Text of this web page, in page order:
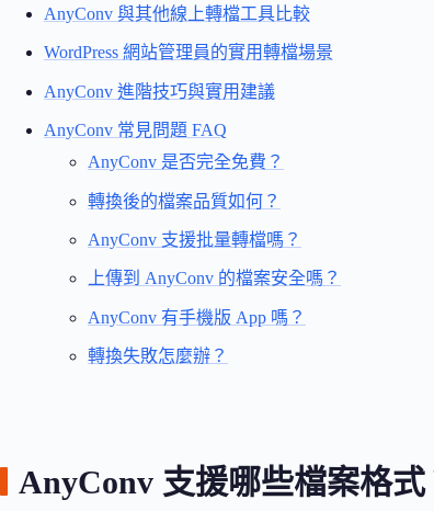
AnyConv 與其他線上轉檔工具比較
WordPress 網站管理員的實用轉檔場景
AnyConv 進階技巧與實用建議
AnyConv 常見問題 FAQ
AnyConv 是否完全免費？
轉換後的檔案品質如何？
AnyConv 支援批量轉檔嗎？
上傳到 AnyConv 的檔案安全嗎？
AnyConv 有手機版 App 嗎？
轉換失敗怎麼辦？
AnyConv 支援哪些檔案格